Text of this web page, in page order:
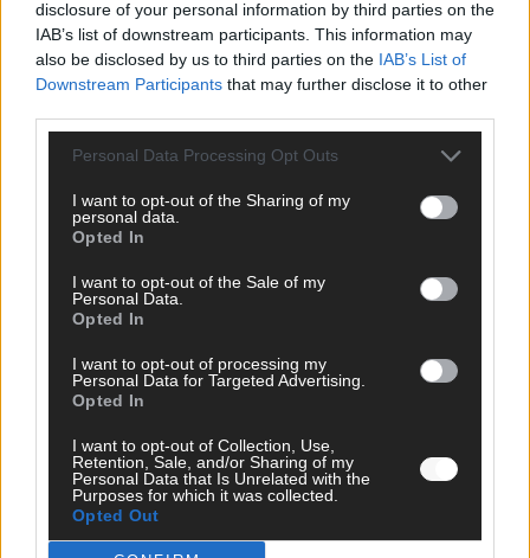
disclosure of your personal information by third parties on the
IAB’s list of downstream participants. This information may
also be disclosed by us to third parties on the IAB’s List of
Downstream Participants that may further disclose it to other
Personal Data Processing Opt Outs
I want to opt-out of the Sharing of my
personal data.
Opted In
I want to opt-out of the Sale of my
Personal Data.
Opted In
I want to opt-out of processing my
Personal Data for Targeted Advertising.
Opted In
I want to opt-out of Collection, Use,
Retention, Sale, and/or Sharing of my
Personal Data that Is Unrelated with the
Purposes for which it was collected.
Opted Out
SCHNELL ZUM RESSORT
Nachrichten
Wirtschaft
Ratgeber
Kommentar
Eurovision
FLASH – DAS VIDEOPORTAL
ÜBER UNS